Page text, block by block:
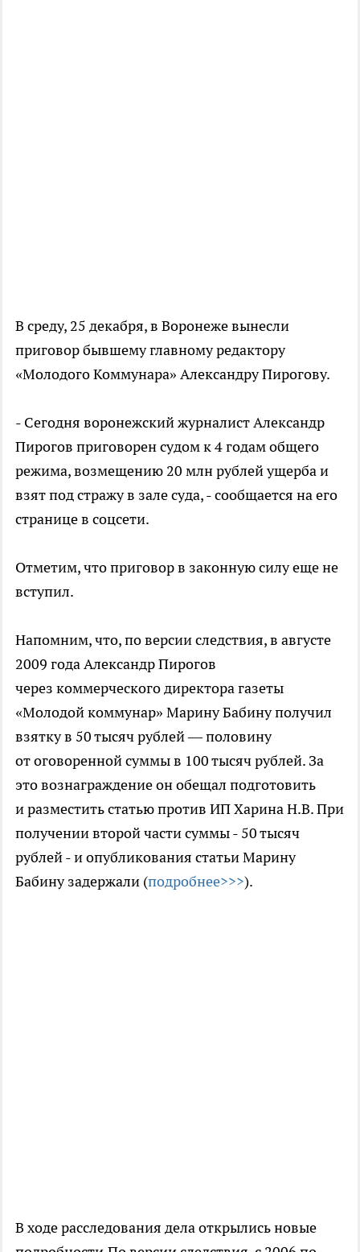
В среду, 25 декабря, в Воронеже вынесли
приговор бывшему главному редактору
«Молодого Коммунара» Александру Пирогову.
- Сегодня воронежский журналист Александр
Пирогов приговорен судом к 4 годам общего
режима, возмещению 20 млн рублей ущерба и
взят под стражу в зале суда, - сообщается на его
странице в соцсети.
Отметим, что приговор в законную силу еще не
вступил.
Напомним, что, по версии следствия, в августе
2009 года Александр Пирогов
через коммерческого директора газеты
«Молодой коммунар» Марину Бабину получил
взятку в 50 тысяч рублей — половину
от оговоренной суммы в 100 тысяч рублей. За
это вознаграждение он обещал подготовить
и разместить статью против ИП Харина Н.В. При
получении второй части суммы - 50 тысяч
рублей - и опубликования статьи Марину
Бабину задержали (подробнее>>>).
В ходе расследования дела открылись новые